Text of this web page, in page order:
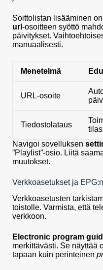
Soittolistan lisääminen
url -osoitteen syöttö
päivitykset.
manuaalisesti.
Menetelmä
URL-osoite
Tiedostolataus
Navigoi sovelluksen
”Playlist”-osio. Liitä
muutokset.
Verkkoasetukset ja
Verkkoasetusten
toistolle. Varmista, että
verkkoon.
Electronic program
merkittävästi. Se näyttää
tapaan kuin perinteinen